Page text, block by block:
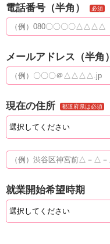
電話番号（半角） 必須
メールアドレス（半角）
現在の住所 都道府県は必須
就業開始希望時期